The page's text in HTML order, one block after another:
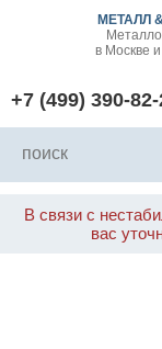
МЕТАЛЛ
в Москве
+7 (499) 390-
В связи с
вас